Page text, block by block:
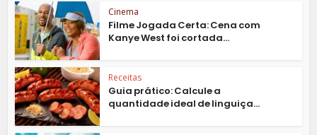
Cinema
Filme Jogada Certa: Cena com
Kanye West foi cortada...
Receitas
Guia prático: Calcule a
quantidade ideal de linguiça...